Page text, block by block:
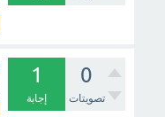
0
تصويتات
1
إجابة